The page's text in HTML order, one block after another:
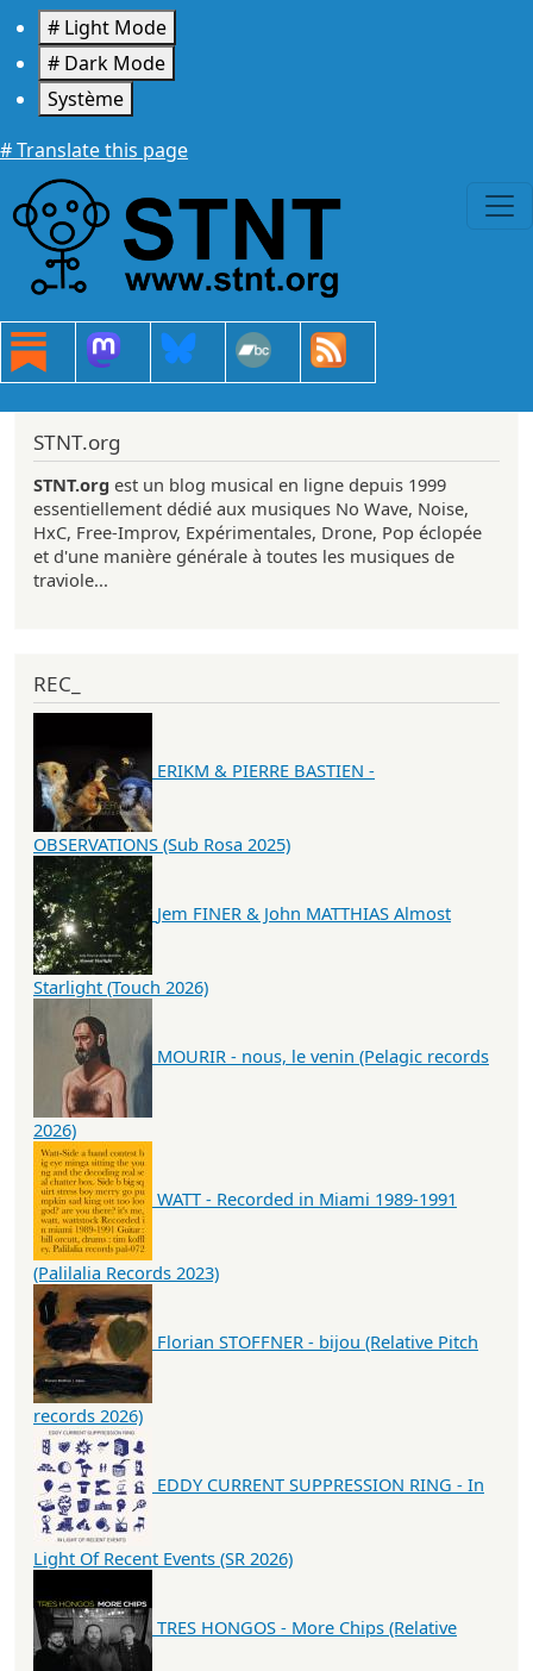
Aller au contenu principal
# Light Mode
# Dark Mode
Système
# Translate this page
STNT.org
STNT.org est un blog musical en ligne depuis 1999
essentiellement dédié aux musiques No Wave, Noise,
HxC, Free-Improv, Expérimentales, Drone, Pop éclopée
et d'une manière générale à toutes les musiques de
traviole...
REC_
ERIKM & PIERRE BASTIEN -
OBSERVATIONS (Sub Rosa 2025)
Jem FINER & John MATTHIAS Almost
Starlight (Touch 2026)
MOURIR - nous, le venin (Pelagic records
2026)
WATT - Recorded in Miami 1989-1991
(Palilalia Records 2023)
Florian STOFFNER - bijou (Relative Pitch
records 2026)
EDDY CURRENT SUPPRESSION RING - In
Light Of Recent Events (SR 2026)
TRES HONGOS - More Chips (Relative